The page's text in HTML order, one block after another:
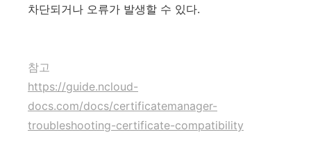
차단되거나 오류가 발생할 수 있다.
참고
https://guide.ncloud-
docs.com/docs/certificatemanager-
troubleshooting-certificate-compatibility